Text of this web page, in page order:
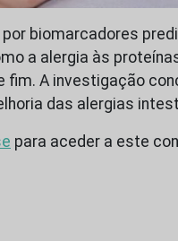
biomarcadores
a alergia às
fim. A investigação
das alergias
para aceder a este